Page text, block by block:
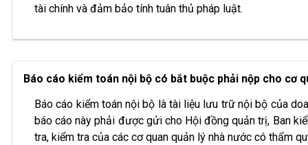
tài chính và đảm bảo tính tuân thủ pháp luật.
Báo cáo kiểm toán nội bộ có bắt buộc phải nộp cho cơ
Báo cáo kiểm toán nội bộ là tài liệu lưu trữ nội bộ của
báo cáo này phải được gửi cho Hội đồng quản trị, Ban
tra, kiểm tra của các cơ quan quản lý nhà nước có thẩm